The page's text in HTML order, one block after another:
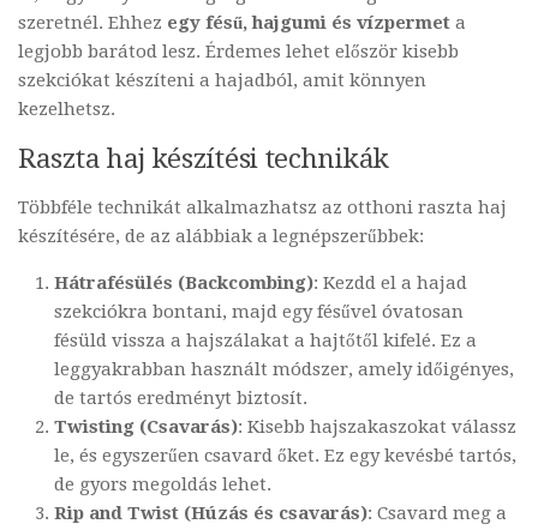
szeretnél. Ehhez egy fésű, hajgumi és vízpermet a
legjobb barátod lesz. Érdemes lehet először kisebb
szekciókat készíteni a hajadból, amit könnyen
kezelhetsz.
Raszta haj készítési technikák
Többféle technikát alkalmazhatsz az otthoni raszta haj
készítésére, de az alábbiak a legnépszerűbbek:
Hátrafésülés (Backcombing): Kezdd el a hajad
szekciókra bontani, majd egy fésűvel óvatosan
fésüld vissza a hajszálakat a hajtőtől kifelé. Ez a
leggyakrabban használt módszer, amely időigényes,
de tartós eredményt biztosít.
Twisting (Csavarás): Kisebb hajszakaszokat válassz
le, és egyszerűen csavard őket. Ez egy kevésbé tartós,
de gyors megoldás lehet.
Rip and Twist (Húzás és csavarás): Csavard meg a